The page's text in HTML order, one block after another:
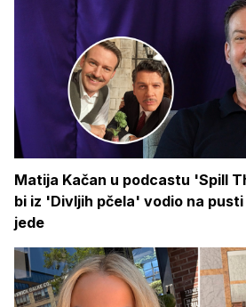
Matija Kačan u podcastu 'Spill
bi iz 'Divljih pčela' vodio na
jede